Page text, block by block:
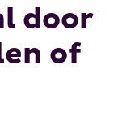
door
of